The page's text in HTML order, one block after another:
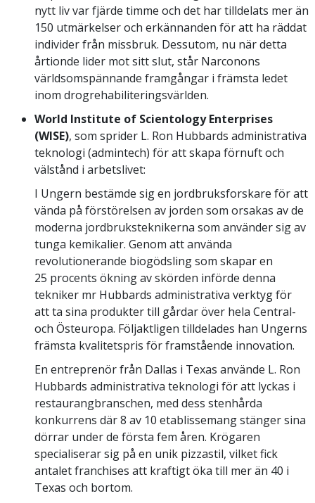
nytt liv var fjärde timme och det har tilldelats mer än
150 utmärkelser och erkännanden för att ha räddat
individer från missbruk. Dessutom, nu när detta
årtionde lider mot sitt slut, står Narconons
världsomspännande framgångar i främsta ledet
inom drogrehabiliteringsvärlden.
World Institute of Scientology Enterprises
(WISE), som sprider L. Ron Hubbards administrativa
teknologi (admintech) för att skapa förnuft och
välstånd i arbetslivet:
I Ungern bestämde sig en jordbruksforskare för att
vända på förstörelsen av jorden som orsakas av de
moderna jordbruksteknikerna som använder sig av
tunga kemikalier. Genom att använda
revolutionerande biogödsling som skapar en
25 procents ökning av skörden införde denna
tekniker mr Hubbards administrativa verktyg för
att ta sina produkter till gårdar över hela Central-
och Östeuropa. Följaktligen tilldelades han Ungerns
främsta kvalitetspris för framstående innovation.
En entreprenör från Dallas i Texas använde L. Ron
Hubbards administrativa teknologi för att lyckas i
restaurangbranschen, med dess stenhårda
konkurrens där 8 av 10 etablissemang stänger sina
dörrar under de första fem åren. Krögaren
specialiserar sig på en unik pizzastil, vilket fick
antalet franchises att kraftigt öka till mer än 40 i
Texas och bortom.